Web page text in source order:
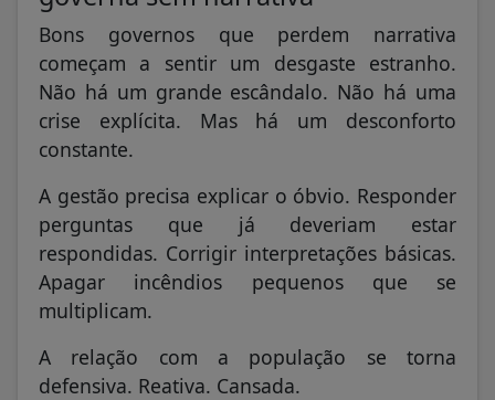
Bons governos que perdem narrativa
começam a sentir um desgaste estranho.
Não há um grande escândalo. Não há uma
crise explícita. Mas há um desconforto
constante.
A gestão precisa explicar o óbvio. Responder
perguntas que já deveriam estar
respondidas. Corrigir interpretações básicas.
Apagar incêndios pequenos que se
multiplicam.
A relação com a população se torna
defensiva. Reativa. Cansada.